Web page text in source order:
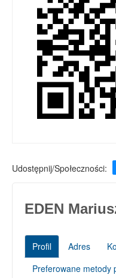
Udostępnij/Społeczności:
EDEN
Profil Adres
Preferowane metody